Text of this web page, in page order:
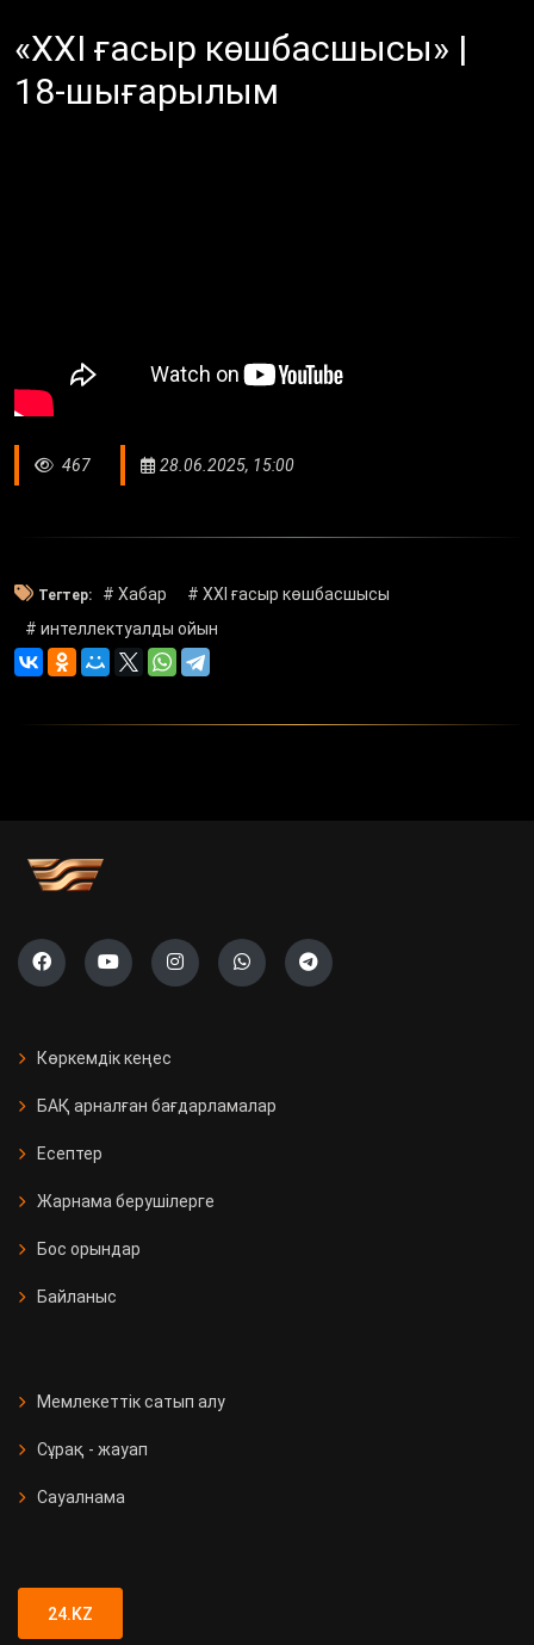
«XXI ғасыр көшбасшысы» |
18-шығарылым
467 28.06.2025, 15:00
Тегтер: # Хабар
# XXI ғасыр көшбасшысы
# интеллектуалды ойын
Көркемдік кеңес
БАҚ арналған бағдарламалар
Есептер
Жарнама берушілерге
Бос орындар
Байланыс
Мемлекеттік сатып алу
Сұрақ - жауап
Сауалнама
24.KZ